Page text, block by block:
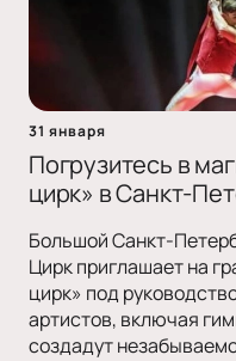
31 января
Погрузитесь в
цирк» в Санкт-
Большой Санкт-
Цирк приглашает на
цирк» под
артистов, включая
создадут